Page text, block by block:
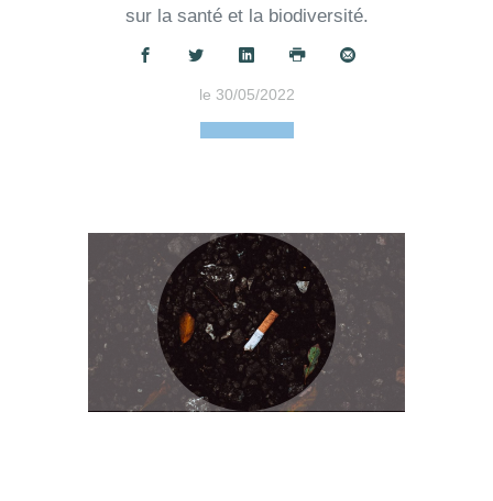
sur la santé et la biodiversité.
Partager :
le 30/05/2022